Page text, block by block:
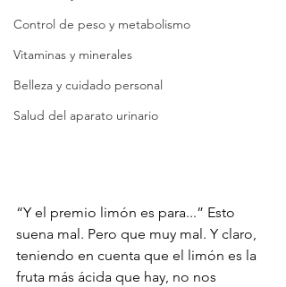
Control de peso y metabolismo
Vitaminas y minerales
Belleza y cuidado personal
Salud del aparato urinario
“Y el premio limón es para...” Esto
suena mal. Pero que muy mal. Y claro,
teniendo en cuenta que el limón es la
fruta más ácida que hay, no nos